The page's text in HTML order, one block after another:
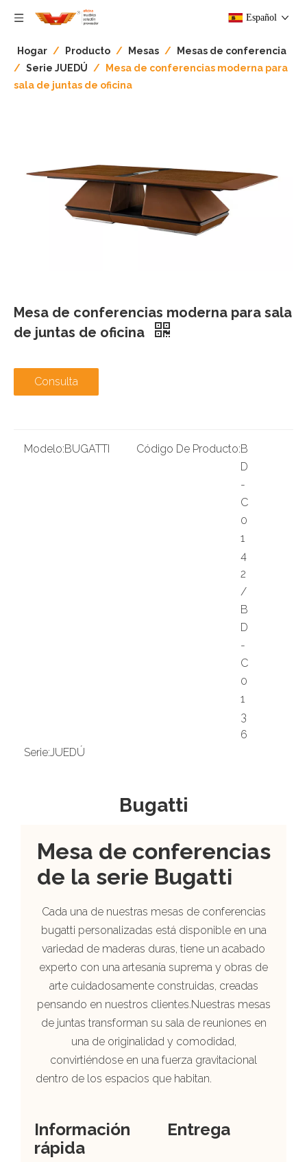
Español
Hogar / Producto / Mesas /
Mesas de conferencia
/ Serie JUEDÚ /
Mesa de conferencias moderna para
sala de juntas de oficina
Mesa de conferencias moderna para sala
de juntas de oficina
Consulta
Modelo:BUGATTI Código De Producto:B
D
-
C
0
1
4
2
/
B
D
-
C
0
1
3
6
Serie:JUEDÚ
Bugatti
Mesa de conferencias
de la serie Bugatti
Cada una de nuestras mesas de conferencias
bugatti personalizadas está disponible en una
variedad de maderas duras, tiene un acabado
experto con una artesanía suprema y obras de
arte cuidadosamente construidas, creadas
pensando en nuestros clientes.Nuestras mesas
de juntas transforman su sala de reuniones en
una de originalidad y comodidad,
convirtiéndose en una fuerza gravitacional
dentro de los espacios que habitan.
Información
rápida
Entrega